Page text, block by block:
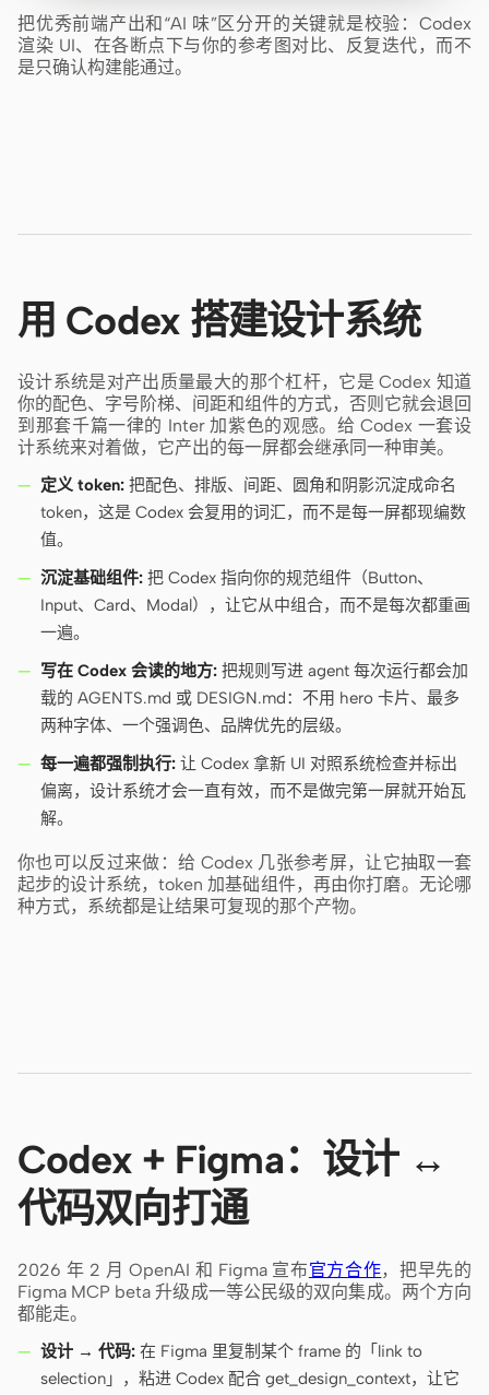
把优秀前端产出和“AI 味”区分开的关键就是校验：Codex
渲染 UI、在各断点下与你的参考图对比、反复迭代，而不
是只确认构建能通过。
用 Codex 搭建设计系统
设计系统是对产出质量最大的那个杠杆，它是 Codex 知道
你的配色、字号阶梯、间距和组件的方式，否则它就会退回
到那套千篇一律的 Inter 加紫色的观感。给 Codex 一套设
计系统来对着做，它产出的每一屏都会继承同一种审美。
定义 token: 把配色、排版、间距、圆角和阴影沉淀成命名
token，这是 Codex 会复用的词汇，而不是每一屏都现编数
值。
沉淀基础组件: 把 Codex 指向你的规范组件（Button、
Input、Card、Modal），让它从中组合，而不是每次都重画
一遍。
写在 Codex 会读的地方: 把规则写进 agent 每次运行都会加
载的 AGENTS.md 或 DESIGN.md：不用 hero 卡片、最多
两种字体、一个强调色、品牌优先的层级。
每一遍都强制执行: 让 Codex 拿新 UI 对照系统检查并标出
偏离，设计系统才会一直有效，而不是做完第一屏就开始瓦
解。
你也可以反过来做：给 Codex 几张参考屏，让它抽取一套
起步的设计系统，token 加基础组件，再由你打磨。无论哪
种方式，系统都是让结果可复现的那个产物。
Codex + Figma：设计 ↔
代码双向打通
2026 年 2 月 OpenAI 和 Figma 宣布官方合作，把早先的
Figma MCP beta 升级成一等公民级的双向集成。两个方向
都能走。
设计 → 代码: 在 Figma 里复制某个 frame 的「link to
selection」，粘进 Codex 配合 get_design_context，让它